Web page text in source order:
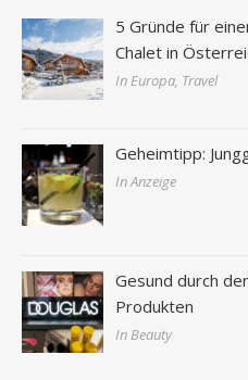
5 Gründe für
Chalet in
In Europa, Travel
Geheimtipp:
In Anzeige
Gesund durch
Produkten
In Beauty